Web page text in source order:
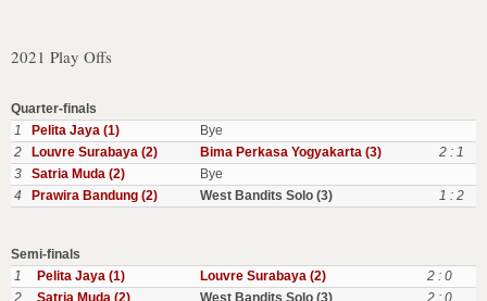
2021 Play Offs
Quarter-finals
1
Pelita Jaya (1)
Bye
2
Louvre Surabaya (2) Bima Perkasa Yogyakarta (3)
2 : 1
3
Satria Muda (2)
Bye
4
Prawira Bandung (2) West Bandits Solo (3) 1 : 2
Semi-finals
1
Pelita Jaya (1) Louvre Surabaya (2)
2 : 0
2
Satria Muda (2) West Bandits Solo (3) 2 : 0